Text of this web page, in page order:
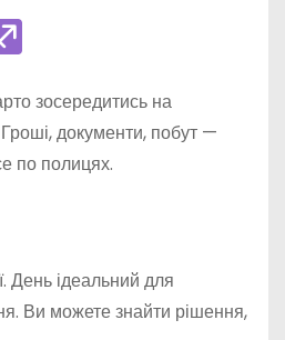
зосередитись на
документи, побут —
по полицях.
День ідеальний для
Ви можете знайти рішення,